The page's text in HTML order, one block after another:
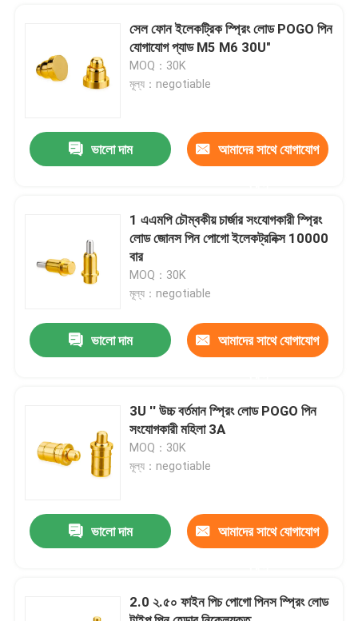
বাড়ি
আমাদের সম্পর্কে
মান নিয়ন্ত্রণ
আমাদের সাথে যোগাযোগ করুন
খবর
সব ক্ষেত্রেই
প্রোব পোগো পিন
সেল ফোন ইলেকট্রিক স্প্রিং লোড POGO পিন
যোগাযোগ প্যাড M5 M6 30U"
MOQ：30K
মূল্য：negotiable
ভালো দাম আমাদের সাথে যোগাযোগ
1 এএমপি চৌম্বকীয় চার্জার সংযোগকারী স্প্রিং
লোড জোনস পিন পোগো ইলেকট্রনিক্স 10000
বার
MOQ：30K
মূল্য：negotiable
ভালো দাম আমাদের সাথে যোগাযোগ
3U '' উচ্চ বর্তমান স্প্রিং লোড POGO পিন
সংযোগকারী মহিলা 3A
MOQ：30K
মূল্য：negotiable
ভালো দাম আমাদের সাথে যোগাযোগ
2.0 ২.৫০ ফাইন পিচ পোগো পিনস স্প্রিং লোড